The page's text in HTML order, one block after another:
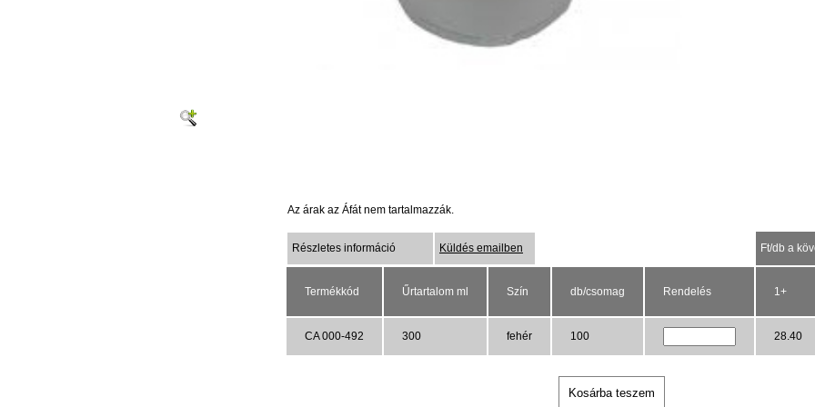
Az árak az Áfát nem tartalmazzák.
Részletes információ Küldés emailben Ft/db a
Termékkód Űrtartalom ml Szín db/csomag Rendelés 1+
CA 000-492 300 fehér 100 28.40